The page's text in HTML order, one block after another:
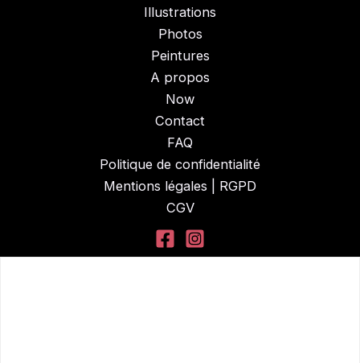
Illustrations
Photos
Peintures
A propos
Now
Contact
FAQ
Politique de confidentialité
Mentions légales | RGPD
CGV